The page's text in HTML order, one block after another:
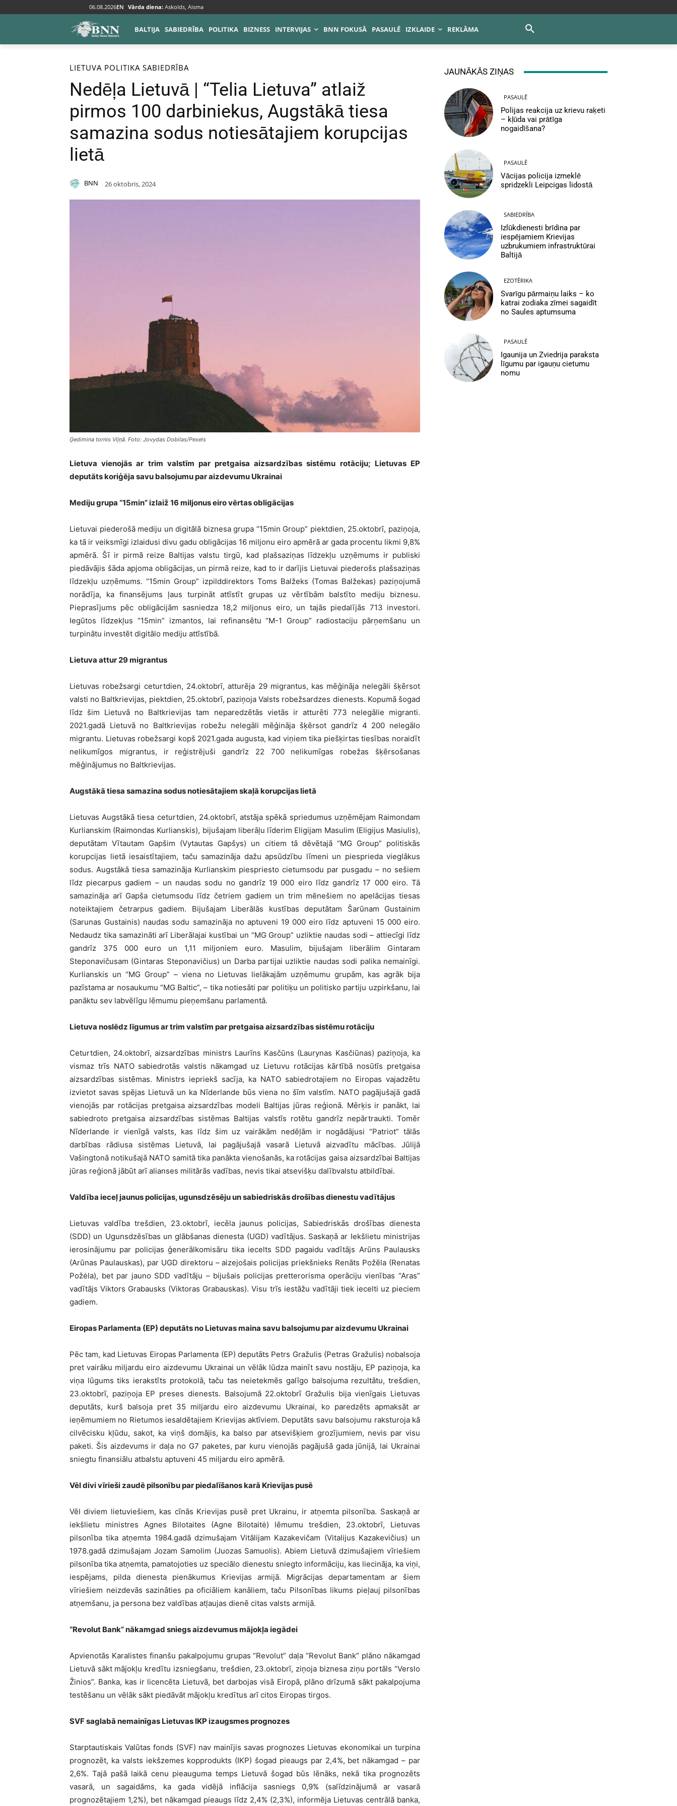
06.08.2026EN Vārda diena: Askolds, Aisma
BALTIJA SABIEDRĪBA POLITIKA BIZNESS INTERVIJAS BNN FOKUSĀ PASAULĒ IZKLAIDE REKLĀMA
Sākums Baltija Lietuva
LIETUVA POLITIKA SABIEDRĪBA
Nedēļa Lietuvā | “Telia Lietuva” atlaiž
pirmos 100 darbiniekus, Augstākā tiesa
samazina sodus notiesātajiem korupcijas
lietā
BNN 26 oktobris, 2024
Ģedimina tornis Viļņā. Foto: Jovydas Dobilas/Pexels
Lietuva vienojās ar trim valstīm par pretgaisa aizsardzības sistēmu rotāciju; Lietuvas EP
deputāts koriģēja savu balsojumu par aizdevumu Ukrainai
Mediju grupa “15min” izlaiž 16 miljonus eiro vērtas obligācijas
Lietuvai piederošā mediju un digitālā biznesa grupa “15min Group” piektdien, 25.oktobrī, paziņoja,
ka tā ir veiksmīgi izlaidusi divu gadu obligācijas 16 miljonu eiro apmērā ar gada procentu likmi 9,8%
apmērā. Šī ir pirmā reize Baltijas valstu tirgū, kad plašsaziņas līdzekļu uzņēmums ir publiski
piedāvājis šāda apjoma obligācijas, un pirmā reize, kad to ir darījis Lietuvai piederošs plašsaziņas
līdzekļu uzņēmums. “15min Group” izpilddirektors Toms Balžeks (Tomas Balžekas) paziņojumā
norādīja, ka finansējums ļaus turpināt attīstīt grupas uz vērtībām balstīto mediju biznesu.
Pieprasījums pēc obligācijām sasniedza 18,2 miljonus eiro, un tajās piedalījās 713 investori.
Iegūtos līdzekļus “15min” izmantos, lai refinansētu “M-1 Group” radiostaciju pārņemšanu un
turpinātu investēt digitālo mediju attīstībā.
Lietuva attur 29 migrantus
Lietuvas robežsargi ceturtdien, 24.oktobrī, atturēja 29 migrantus, kas mēģināja nelegāli šķērsot
valsti no Baltkrievijas, piektdien, 25.oktobrī, paziņoja Valsts robežsardzes dienests. Kopumā šogad
līdz šim Lietuvā no Baltkrievijas tam neparedzētās vietās ir atturēti 773 nelegālie migranti.
2021.gadā Lietuvā no Baltkrievijas robežu nelegāli mēģināja šķērsot gandrīz 4 200 nelegālo
migrantu. Lietuvas robežsargi kopš 2021.gada augusta, kad viņiem tika piešķirtas tiesības noraidīt
nelikumīgos migrantus, ir reģistrējuši gandrīz 22 700 nelikumīgas robežas šķērsošanas
mēģinājumus no Baltkrievijas.
Augstākā tiesa samazina sodus notiesātajiem skaļā korupcijas lietā
Lietuvas Augstākā tiesa ceturtdien, 24.oktobrī, atstāja spēkā spriedumus uzņēmējam Raimondam
Kurlianskim (Raimondas Kurlianskis), bijušajam liberāļu līderim Eligijam Masulim (Eligijus Masiulis),
deputātam Vītautam Gapšim (Vytautas Gapšys) un citiem tā dēvētajā “MG Group” politiskās
korupcijas lietā iesaistītajiem, taču samazināja dažu apsūdzību līmeni un piesprieda vieglākus
sodus. Augstākā tiesa samazināja Kurlianskim piespriesto cietumsodu par pusgadu – no sešiem
līdz piecarpus gadiem – un naudas sodu no gandrīz 19 000 eiro līdz gandrīz 17 000 eiro. Tā
samazināja arī Gapša cietumsodu līdz četriem gadiem un trim mēnešiem no apelācijas tiesas
noteiktajiem četrarpus gadiem. Bijušajam Liberālās kustības deputātam Šarūnam Gustainim
(Sarunas Gustainis) naudas sodu samazināja no aptuveni 19 000 eiro līdz aptuveni 15 000 eiro.
Nedaudz tika samazināti arī Liberālajai kustībai un “MG Group” uzliktie naudas sodi – attiecīgi līdz
gandrīz 375 000 euro un 1,11 miljoniem euro. Masulim, bijušajam liberālim Gintaram
Steponavičusam (Gintaras Steponavičius) un Darba partijai uzliktie naudas sodi palika nemainīgi.
Kurlianskis un “MG Group” – viena no Lietuvas lielākajām uzņēmumu grupām, kas agrāk bija
pazīstama ar nosaukumu “MG Baltic”, – tika notiesāti par politiķu un politisko partiju uzpirkšanu, lai
panāktu sev labvēlīgu lēmumu pieņemšanu parlamentā.
Lietuva noslēdz līgumus ar trim valstīm par pretgaisa aizsardzības sistēmu rotāciju
Ceturtdien, 24.oktobrī, aizsardzības ministrs Laurīns Kasčūns (Laurynas Kasčiūnas) paziņoja, ka
vismaz trīs NATO sabiedrotās valstis nākamgad uz Lietuvu rotācijas kārtībā nosūtīs pretgaisa
aizsardzības sistēmas. Ministrs iepriekš sacīja, ka NATO sabiedrotajiem no Eiropas vajadzētu
izvietot savas spējas Lietuvā un ka Nīderlande būs viena no šīm valstīm. NATO pagājušajā gadā
vienojās par rotācijas pretgaisa aizsardzības modeli Baltijas jūras reģionā. Mērķis ir panākt, lai
sabiedroto pretgaisa aizsardzības sistēmas Baltijas valstīs rotētu gandrīz nepārtraukti. Tomēr
Nīderlande ir vienīgā valsts, kas līdz šim uz vairākām nedēļām ir nogādājusi “Patriot” tālās
darbības rādiusa sistēmas Lietuvā, lai pagājušajā vasarā Lietuvā aizvadītu mācības. Jūlijā
Vašingtonā notikušajā NATO samitā tika panākta vienošanās, ka rotācijas gaisa aizsardzībai Baltijas
jūras reģionā jābūt arī alianses militārās vadības, nevis tikai atsevišķu dalībvalstu atbildībai.
Valdība ieceļ jaunus policijas, ugunsdzēsēju un sabiedriskās drošības dienestu vadītājus
Lietuvas valdība trešdien, 23.oktobrī, iecēla jaunus policijas, Sabiedriskās drošības dienesta
(SDD) un Ugunsdzēsības un glābšanas dienesta (UGD) vadītājus. Saskaņā ar Iekšlietu ministrijas
ierosinājumu par policijas ģenerālkomisāru tika iecelts SDD pagaidu vadītājs Arūns Paulausks
(Arūnas Paulauskas), par UGD direktoru – aizejošais policijas priekšnieks Renāts Požēla (Renatas
Požėla), bet par jauno SDD vadītāju – bijušais policijas pretterorisma operāciju vienības “Aras”
vadītājs Viktors Grabausks (Viktoras Grabauskas). Visu trīs iestāžu vadītāji tiek iecelti uz pieciem
gadiem.
Eiropas Parlamenta (EP) deputāts no Lietuvas maina savu balsojumu par aizdevumu Ukrainai
Pēc tam, kad Lietuvas Eiropas Parlamenta (EP) deputāts Petrs Gražulis (Petras Gražulis) nobalsoja
pret vairāku miljardu eiro aizdevumu Ukrainai un vēlāk lūdza mainīt savu nostāju, EP paziņoja, ka
viņa lūgums tiks ierakstīts protokolā, taču tas neietekmēs galīgo balsojuma rezultātu, trešdien,
23.oktobrī, paziņoja EP preses dienests. Balsojumā 22.oktobrī Gražulis bija vienīgais Lietuvas
deputāts, kurš balsoja pret 35 miljardu eiro aizdevumu Ukrainai, ko paredzēts apmaksāt ar
ieņēmumiem no Rietumos iesaldētajiem Krievijas aktīviem. Deputāts savu balsojumu raksturoja kā
cilvēcisku kļūdu, sakot, ka viņš domājis, ka balso par atsevišķiem grozījumiem, nevis par visu
paketi. Šis aizdevums ir daļa no G7 paketes, par kuru vienojās pagājušā gada jūnijā, lai Ukrainai
sniegtu finansiālu atbalstu aptuveni 45 miljardu eiro apmērā.
Vēl divi vīrieši zaudē pilsonību par piedalīšanos karā Krievijas pusē
Vēl diviem lietuviešiem, kas cīnās Krievijas pusē pret Ukrainu, ir atņemta pilsonība. Saskaņā ar
iekšlietu ministres Agnes Bilotaites (Agne Bilotaitė) lēmumu trešdien, 23.oktobrī, Lietuvas
pilsonība tika atņemta 1984.gadā dzimušajam Vitālijam Kazakevičam (Vitalijus Kazakevičius) un
1978.gadā dzimušajam Jozam Samolim (Juozas Samuolis). Abiem Lietuvā dzimušajiem vīriešiem
pilsonība tika atņemta, pamatojoties uz speciālo dienestu sniegto informāciju, kas liecināja, ka viņi,
iespējams, pilda dienesta pienākumus Krievijas armijā. Migrācijas departamentam ar šiem
vīriešiem neizdevās sazināties pa oficiāliem kanāliem, taču Pilsonības likums pieļauj pilsonības
atņemšanu, ja persona bez valdības atļaujas dienē citas valsts armijā.
“Revolut Bank” nākamgad sniegs aizdevumus mājokļa iegādei
Apvienotās Karalistes finanšu pakalpojumu grupas “Revolut” daļa “Revolut Bank” plāno nākamgad
Lietuvā sākt mājokļu kredītu izsniegšanu, trešdien, 23.oktobrī, ziņoja biznesa ziņu portāls “Verslo
Žinios”. Banka, kas ir licencēta Lietuvā, bet darbojas visā Eiropā, plāno drīzumā sākt pakalpojuma
testēšanu un vēlāk sākt piedāvāt mājokļu kredītus arī citos Eiropas tirgos.
SVF saglabā nemainīgas Lietuvas IKP izaugsmes prognozes
Starptautiskais Valūtas fonds (SVF) nav mainījis savas prognozes Lietuvas ekonomikai un turpina
prognozēt, ka valsts iekšzemes kopprodukts (IKP) šogad pieaugs par 2,4%, bet nākamgad – par
2,6%. Tajā pašā laikā cenu pieauguma temps Lietuvā šogad būs lēnāks, nekā tika prognozēts
vasarā, un sagaidāms, ka gada vidējā inflācija sasniegs 0,9% (salīdzinājumā ar vasarā
prognozētajiem 1,2%), bet nākamgad pieaugs līdz 2,4% (2,3%), informēja Lietuvas centrālā banka,
JAUNĀKĀS ZIŅAS
PASAULĒ
Polijas reakcija uz krievu raķeti
– kļūda vai prātīga
nogaidīšana?
PASAULĒ
Vācijas policija izmeklē
spridzekli Leipcigas lidostā
SABIEDRĪBA
Izlūkdienesti brīdina par
iespējamiem Krievijas
uzbrukumiem infrastruktūrai
Baltijā
EZOTĒRIKA
Svarīgu pārmaiņu laiks – ko
katrai zodiaka zīmei sagaidīt
no Saules aptumsuma
PASAULĒ
Igaunija un Zviedrija paraksta
līgumu par igauņu cietumu
nomu